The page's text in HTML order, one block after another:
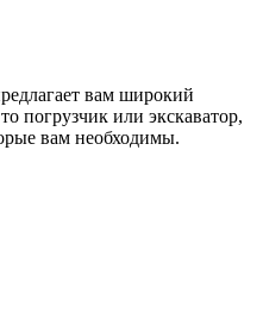
вам широкий
погрузчик или экскаватор,
вам необходимы.